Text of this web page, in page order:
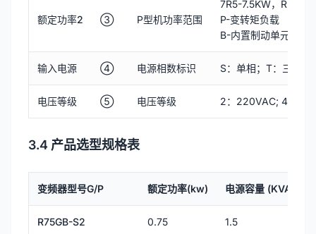
额定功率2 ③ P型机功率范围
7R5-7.5KW，R为小
P-变转矩负载
B-内置制动单元
输入电源 ④ 电源相数标识 S：单相；T：三相
电压等级 ⑤ 电压等级 2：220VAC; 4:
3.4 产品选型规格表
变频器型号G/P 额定功率(kw) 电源容量 (KVA)
R75GB-S2 0.75 1.5